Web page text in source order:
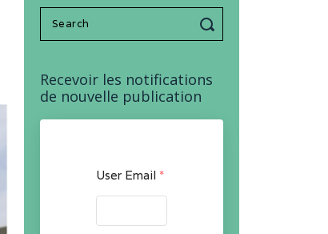
Search
for:
Recevoir les notifications
de nouvelle publication
User Email *